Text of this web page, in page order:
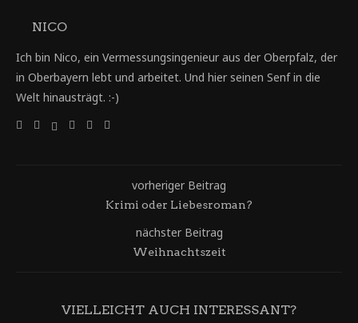
NICO
Ich bin Nico, ein Vermessungsingenieur aus der Oberpfalz, der
in Oberbayern lebt und arbeitet. Und hier seinen Senf in die
Welt hinausträgt. :-)
vorheriger Beitrag
Krimi oder Liebesroman?
nächster Beitrag
Weihnachtszeit
VIELLEICHT AUCH INTERESSANT?